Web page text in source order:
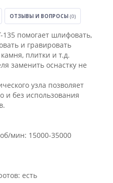
ОТЗЫВЫ И ВОПРОСЫ (0)
135 помогает шлифовать,
и гравировать
плитки и т.д.
заменить оснастку не
узла позволяет
и без использования
мин: 15000-35000
есть